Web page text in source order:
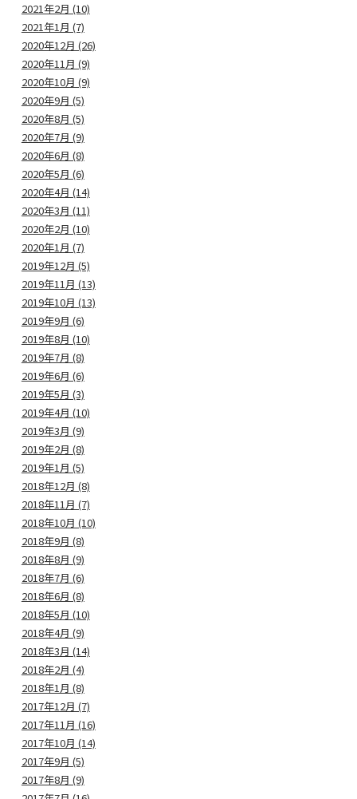
2021年2月 (10)
2021年1月 (7)
2020年12月 (26)
2020年11月 (9)
2020年10月 (9)
2020年9月 (5)
2020年8月 (5)
2020年7月 (9)
2020年6月 (8)
2020年5月 (6)
2020年4月 (14)
2020年3月 (11)
2020年2月 (10)
2020年1月 (7)
2019年12月 (5)
2019年11月 (13)
2019年10月 (13)
2019年9月 (6)
2019年8月 (10)
2019年7月 (8)
2019年6月 (6)
2019年5月 (3)
2019年4月 (10)
2019年3月 (9)
2019年2月 (8)
2019年1月 (5)
2018年12月 (8)
2018年11月 (7)
2018年10月 (10)
2018年9月 (8)
2018年8月 (9)
2018年7月 (6)
2018年6月 (8)
2018年5月 (10)
2018年4月 (9)
2018年3月 (14)
2018年2月 (4)
2018年1月 (8)
2017年12月 (7)
2017年11月 (16)
2017年10月 (14)
2017年9月 (5)
2017年8月 (9)